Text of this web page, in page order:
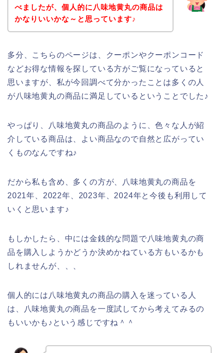
べましたが、個人的に八味地黄丸の商品は
かなりいいかな～と思っています♪
多分、こちらのページは、クーポンやクーポンコード
などお得な情報を探している方がご覧になっていると
思いますが、私が今回調べて分かったことは多くの人
が八味地黄丸の商品に満足しているということでした♪
やっぱり、八味地黄丸の商品のように、色々な人が紹
介している商品は、よい商品なので自然と広がってい
くものなんですね♪
だから私も含め、多くの方が、八味地黄丸の商品を
2021年、2022年、2023年、2024年と今後も利用して
いくと思います♪
もしかしたら、中には金銭的な問題で八味地黄丸の商
品を購入しようかどうか決めかねている方もいるかも
しれませんが、、、
個人的には八味地黄丸の商品の購入を迷っている人
は、八味地黄丸の商品を一度試してから考えてみるの
もいいかも♪という感じですね＾＾